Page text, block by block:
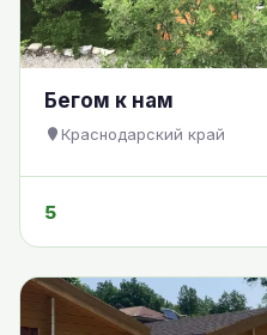
Бегом к нам
Краснодарский край
5